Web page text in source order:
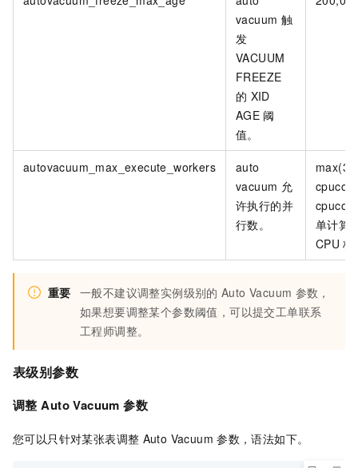
vacuum 触
发
VACUUM
FREEZE
的 XID
AGE 阈
值。
autovacuum_max_execute_workers
auto
vacuum 允
许执行的并
行数。
max(3,
单计算
CPU 核
重要 一般不建议调整实例级别的 Auto Vacuum 参数，
如果想要调整某个参数阈值，可以提交工单联系
工程师调整。
表级别参数
调整 Auto Vacuum 参数
您可以只针对某张表调整 Auto Vacuum 参数，语法如下。